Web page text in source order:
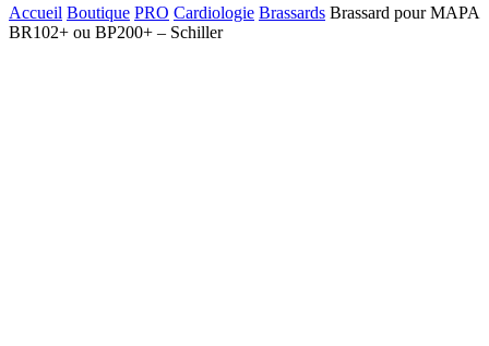
Accueil Boutique PRO Cardiologie Brassards Brassard pour MAPA
BR102+ ou BP200+ – Schiller